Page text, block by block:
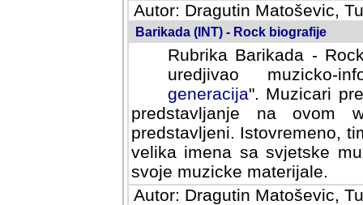
Autor: Dragutin Matoševic,
Barikada (INT) - Rock biografije
Rubrika Barikada -
uredjivao muzicko-
Muzicari predstavljeni u
na ovom web portalu
Istovremeno, tim nacinom
sa svjetske muzicke scene
materijale.
Autor: Dragutin Matoševic,